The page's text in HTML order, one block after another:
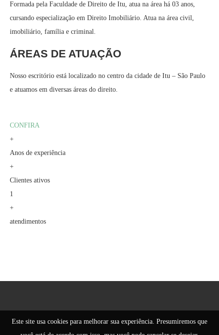
Formada pela Faculdade de Direito de Itu, atua na área há 03 anos,
cursando especialização em Direito Imobiliário. Atua na área civil,
imobiliário, família e criminal.
ÁREAS DE ATUAÇÃO
Nosso escritório está localizado no centro da cidade de Itu – São Paulo
e atuamos em diversas áreas do direito.
CONFIRA
+
Anos de experiência
+
Clientes ativos
1
+
atendimentos
@2021 - All Right Reserved. Designed and Developed byPenciDesign
Este site usa cookies para melhorar sua experiência. Presumiremos que